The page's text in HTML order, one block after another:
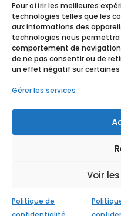
Pour offrir les meilleures
technologies telles que les
aux informations des
technologies nous
comportement de navigation
de ne pas consentir ou de
un effet négatif sur
Gérer les services
Voir
Politique de